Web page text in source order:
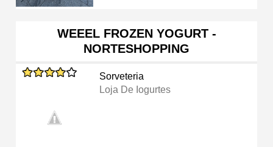
WEEEL FROZEN YOGURT -
NORTESHOPPING
Sorveteria
Loja De Iogurtes